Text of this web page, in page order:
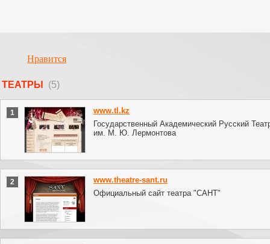
Нравится
ТЕАТРЫ (5)
1
www.tl.kz
Государственный Академический Русский
им. М. Ю. Лермонтова
2
www.theatre-sant.ru
Официальный сайт театра "САНТ"